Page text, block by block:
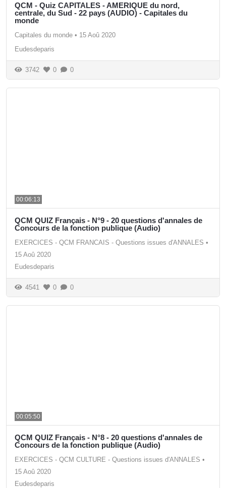
QCM - Quiz CAPITALES - AMERIQUE du nord,
centrale, du Sud - 22 pays (AUDIO) - Capitales du
monde
Capitales du monde • 15 Aoû 2020
Eudesdeparis
3742 0 0
00:06:13
QCM QUIZ Français - N°9 - 20 questions d'annales de
Concours de la fonction publique (Audio)
EXERCICES - QCM FRANCAIS - Questions issues d'ANNALES •
15 Aoû 2020
Eudesdeparis
4541 0 0
00:05:50
QCM QUIZ Français - N°8 - 20 questions d'annales de
Concours de la fonction publique (Audio)
EXERCICES - QCM CULTURE - Questions issues d'ANNALES •
15 Aoû 2020
Eudesdeparis